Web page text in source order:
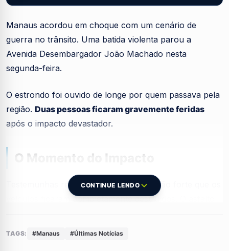
Manaus acordou em choque com um cenário de
guerra no trânsito. Uma batida violenta parou a
Avenida Desembargador João Machado nesta
segunda-feira.
O estrondo foi ouvido de longe por quem passava pela
região. Duas pessoas ficaram gravemente feridas
após o impacto devastador.
O Momento do Impacto
Testemunhas relatam que a colisão foi tão forte que os
veículos ficaram completamente destruídos. O asfalto
ficou coberto de destroços e a tensão tomou conta do
CONTINUE LENDO
TAGS: #Manaus #Últimas Notícias